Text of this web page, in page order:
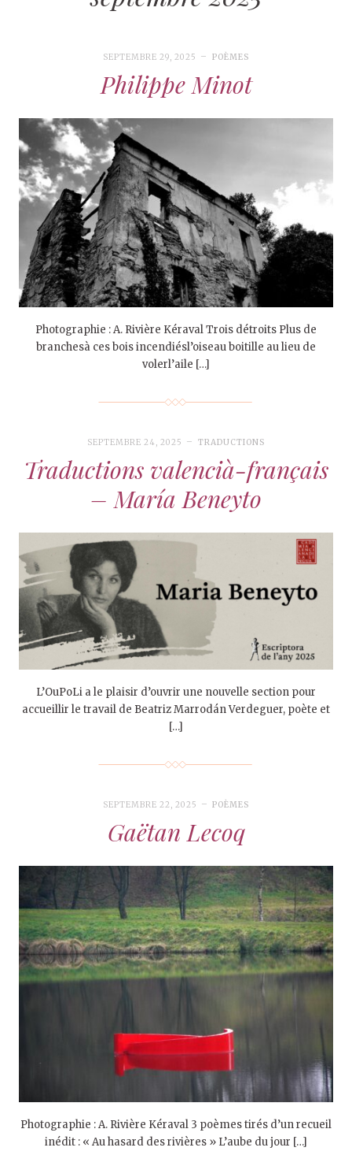
SEPTEMBRE 29, 2025 POÈMES
Philippe Minot
Photographie : A. Rivière Kéraval Trois détroits Plus de
branchesà ces bois incendiésl’oiseau boitille au lieu de
volerl’aile […]
SEPTEMBRE 24, 2025 TRADUCTIONS
Traductions valencià-français
– María Beneyto
L’OuPoLi a le plaisir d’ouvrir une nouvelle section pour
accueillir le travail de Beatriz Marrodán Verdeguer, poète et
[…]
SEPTEMBRE 22, 2025 POÈMES
Gaëtan Lecoq
Photographie : A. Rivière Kéraval 3 poèmes tirés d’un recueil
inédit : « Au hasard des rivières » L’aube du jour […]